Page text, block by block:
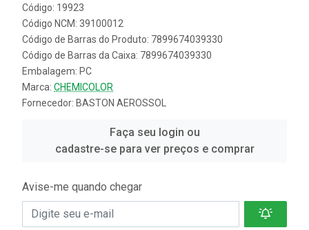
Código: 19923
Código NCM: 39100012
Código de Barras do Produto: 7899674039330
Código de Barras da Caixa: 7899674039330
Embalagem: PC
Marca: CHEMICOLOR
Fornecedor: BASTON AEROSSOL
Faça seu login ou
cadastre-se para ver preços e comprar
Avise-me quando chegar